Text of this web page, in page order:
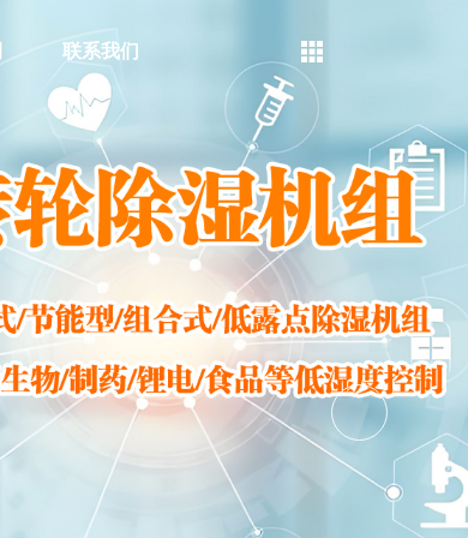
联系我们